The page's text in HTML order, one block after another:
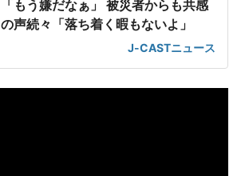
「もう嫌だなぁ」 被災者からも共感
の声続々「落ち着く暇もないよ」
J-CASTニュース